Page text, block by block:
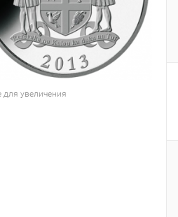
увеличения